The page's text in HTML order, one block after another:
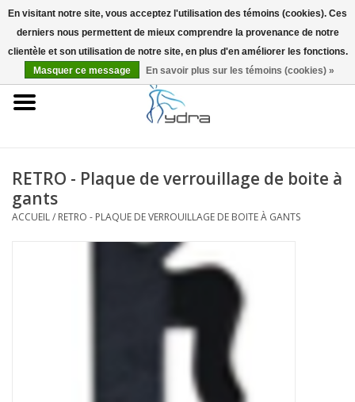
EUR
Accueil
Infos
RETRO - Plaque de verrouillage de boite à
gants
ACCUEIL/ RETRO - PLAQUE DE VERROUILLAGE DE BOITE À GANTS
En visitant notre site, vous acceptez l'utilisation des témoins (cookies). Ces
derniers nous permettent de mieux comprendre la provenance de notre
clientèle et son utilisation de notre site, en plus d'en améliorer les fonctions.
Masquer ce message
En savoir plus sur les témoins (cookies) »